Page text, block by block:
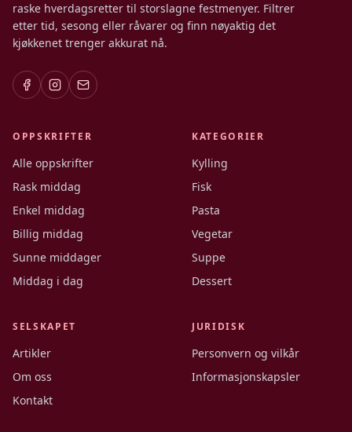
raske hverdagsretter til storslagne festmenyer. Filtrer
etter tid, sesong eller råvarer og finn nøyaktig det
kjøkkenet trenger akkurat nå.
OPPSKRIFTER
Alle oppskrifter
Rask middag
Enkel middag
Billig middag
Sunne middager
Middag i dag
KATEGORIER
Kylling
Fisk
Pasta
Vegetar
Suppe
Dessert
SELSKAPET
Artikler
Om oss
Kontakt
JURIDISK
Personvern og vilkår
Informasjonskapsler